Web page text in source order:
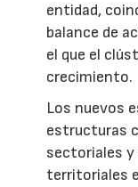
entidad,
balance de
el que el
crecimiento.
Los nuevos
estructuras
sectoriales y
territoriales